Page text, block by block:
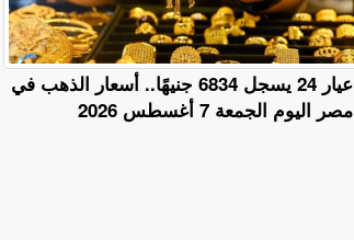
عيار 24 يسجل 6834 جنيهًا.. أسعار الذهب في
مصر اليوم الجمعة 7 أغسطس 2026